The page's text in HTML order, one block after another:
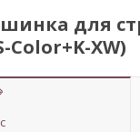
для
Color+K-XW)